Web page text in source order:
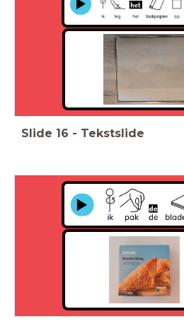
Slide 16 - Tekstslide